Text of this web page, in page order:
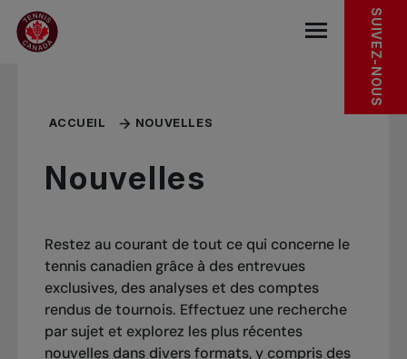
Sauter au menu principal
Sauter au contenu principal
Sauter au pied de page SUIVEZ-NOUS
ACCUEIL NOUVELLES
Nouvelles
Restez au courant de tout ce qui concerne le
tennis canadien grâce à des entrevues
exclusives, des analyses et des comptes
rendus de tournois. Effectuez une recherche
par sujet et explorez les plus récentes
nouvelles dans divers formats, y compris des